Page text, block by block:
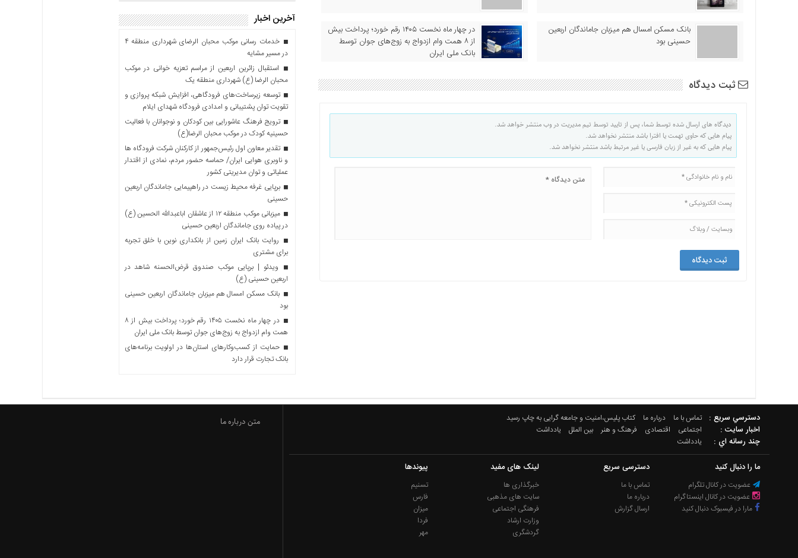
بانک مسکن امسال هم میزبان جاماندگان اربعین
حسینی بود
در چهار ماه نخست ۱۴۰۵ رقم خورد؛ پرداخت بیش
از ۸ همت وام ازدواج به زوج‌های جوان توسط
بانک ملی ایران
ثبت دیدگاه
دیدگاه های ارسال شده توسط شما، پس از تایید توسط تیم مدیریت در وب منتشر خواهد شد.
پیام هایی که حاوی تهمت یا افترا باشد منتشر نخواهد شد.
پیام هایی که به غیر از زبان فارسی یا غیر مرتبط باشد منتشر نخواهد شد.
آخرین اخبار
خدمات رسانی موکب محبان الرضای شهرداری منطقه ۴
در مسیر مشایه
استقبال زائرین اربعین از مراسم تعزیه خوانی در موکب
محبان الرضا (ع) شهرداری منطقه یک
توسعه زیرساخت‌های فرودگاهی، افزایش شبکه پروازی و
تقویت توان پشتیبانی و امدادی فرودگاه شهدای ایلام
ترویج فرهنگ عاشورایی بین کودکان و نوجوانان با فعالیت
حسینیه کودک در موکب محبان الرضا(ع)
تقدیر معاون اول رئیس‌جمهور از کارکنان شرکت فرودگاه ها
و ناوبری هوایی ایران/ حماسه حضور مردم، نمادی از اقتدار
عملیاتی و توان مدیریتی کشور
برپایی غرفه محیط زیست در راهپیمایی جاماندگان اربعین
حسینی
میزبانی موکب منطقه ۱۲ از عاشقان اباعبدالله الحسین (ع)
در پیاده روی جاماندگان اربعین حسینی
روایت بانک ایران زمین از بانکداری نوین با خلق تجربه
برای مشتری
ویدئو | برپایی موکب صندوق قرض‌الحسنه شاهد در
اربعین حسینی (ع)
بانک مسکن امسال هم میزبان جاماندگان اربعین حسینی
بود
در چهار ماه نخست ۱۴۰۵ رقم خورد؛ پرداخت بیش از ۸
همت وام ازدواج به زوج‌های جوان توسط بانک ملی ایران
حمایت از کسب‌وکارهای استان‌ها در اولویت برنامه‌های
بانک تجارت قرار دارد
دسترسي سريع : تماس با ما درباره ما کتاب پلیس،امنیت و جامعه گرایی به چاپ رسید
اخبار سایت : اجتماعی اقتصادی فرهنگ و هنر بین الملل یادداشت
چند رسانه اي : یادداشت
ما را دنبال کنید
عضویت در کانال تلگرام
عضویت در کانال اینستاگرام
مارا در فیسبوک دنبال کنید
دسترسی سریع
تماس با ما
درباره ما
ارسال گزارش
لینک های مفید
خبرگذاری ها
سایت های مذهبی
فرهنگی اجتماعی
وزارت ارشاد
گردشگری
پیوندها
تسنیم
فارس
میزان
فردا
مهر
متن درباره ما